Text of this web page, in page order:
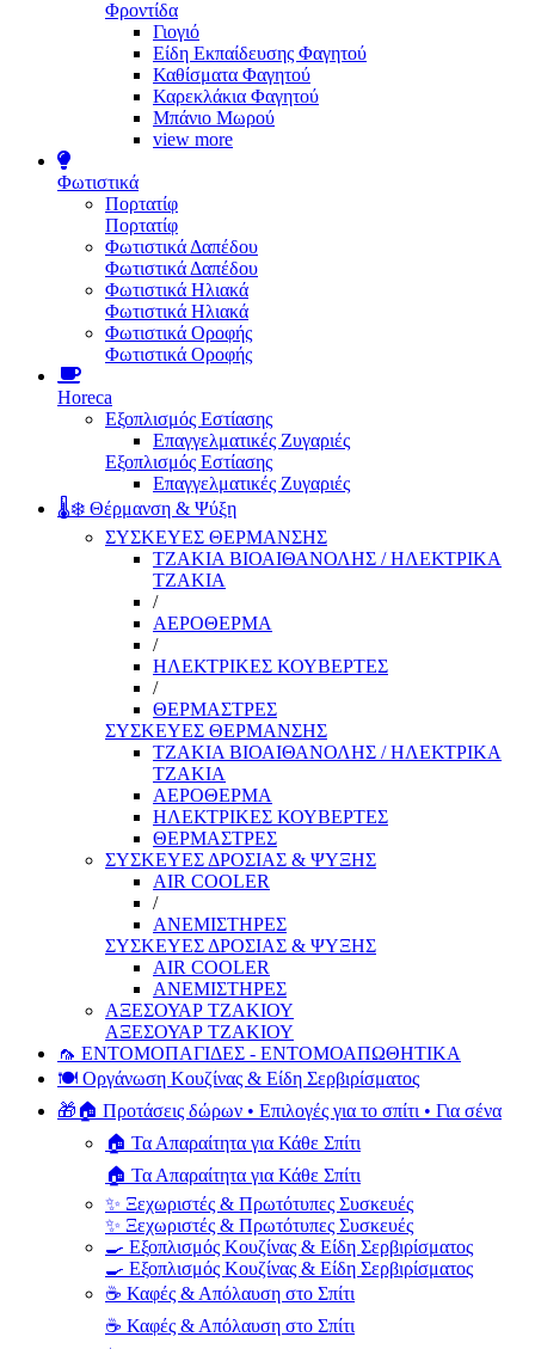
Φροντίδα
Γιογιό
Είδη Εκπαίδευσης Φαγητού
Καθίσματα Φαγητού
Καρεκλάκια Φαγητού
Μπάνιο Μωρού
view more
Φωτιστικά
Πορτατίφ
Πορτατίφ
Φωτιστικά Δαπέδου
Φωτιστικά Δαπέδου
Φωτιστικά Ηλιακά
Φωτιστικά Ηλιακά
Φωτιστικά Οροφής
Φωτιστικά Οροφής
Horeca
Εξοπλισμός Εστίασης
Επαγγελματικές Ζυγαριές
Εξοπλισμός Εστίασης
Επαγγελματικές Ζυγαριές
🌡️❄️ Θέρμανση & Ψύξη
ΣΥΣΚΕΥΕΣ ΘΕΡΜΑΝΣΗΣ
ΤΖΑΚΙΑ ΒΙΟΑΙΘΑΝΟΛΗΣ / ΗΛΕΚΤΡΙΚΑ
ΤΖΑΚΙΑ
/
ΑΕΡΟΘΕΡΜΑ
/
ΗΛΕΚΤΡΙΚΕΣ ΚΟΥΒΕΡΤΕΣ
/
ΘΕΡΜΑΣΤΡΕΣ
ΣΥΣΚΕΥΕΣ ΘΕΡΜΑΝΣΗΣ
ΤΖΑΚΙΑ ΒΙΟΑΙΘΑΝΟΛΗΣ / ΗΛΕΚΤΡΙΚΑ
ΤΖΑΚΙΑ
ΑΕΡΟΘΕΡΜΑ
ΗΛΕΚΤΡΙΚΕΣ ΚΟΥΒΕΡΤΕΣ
ΘΕΡΜΑΣΤΡΕΣ
ΣΥΣΚΕΥΕΣ ΔΡΟΣΙΑΣ & ΨΥΞΗΣ
AIR COOLER
/
ΑΝΕΜΙΣΤΗΡΕΣ
ΣΥΣΚΕΥΕΣ ΔΡΟΣΙΑΣ & ΨΥΞΗΣ
AIR COOLER
ΑΝΕΜΙΣΤΗΡΕΣ
ΑΞΕΣΟΥΑΡ ΤΖΑΚΙΟΥ
ΑΞΕΣΟΥΑΡ ΤΖΑΚΙΟΥ
🦟 ΕΝΤΟΜΟΠΑΓΙΔΕΣ - ΕΝΤΟΜΟΑΠΩΘΗΤΙΚΑ
🍽️ Οργάνωση Κουζίνας & Είδη Σερβιρίσματος
🎁🏠 Προτάσεις δώρων • Επιλογές για το σπίτι • Για σένα
🏠 Τα Απαραίτητα για Κάθε Σπίτι
🏠 Τα Απαραίτητα για Κάθε Σπίτι
✨ Ξεχωριστές & Πρωτότυπες Συσκευές
✨ Ξεχωριστές & Πρωτότυπες Συσκευές
🍳 Εξοπλισμός Κουζίνας & Είδη Σερβιρίσματος
🍳 Εξοπλισμός Κουζίνας & Είδη Σερβιρίσματος
☕ Καφές & Απόλαυση στο Σπίτι
☕ Καφές & Απόλαυση στο Σπίτι